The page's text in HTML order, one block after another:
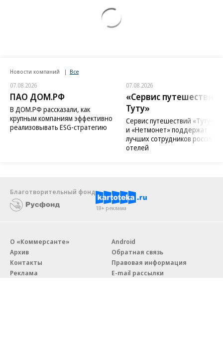
Новости компаний Все
07.08.2026
ПАО ДОМ.РФ
В ДОМ.РФ рассказали, как
крупным компаниям эффективно
реализовывать ESG-стратегию
07.08.2026
«Сервис путешествий
Туту»
Сервис путешествий «Туту»
и «Нетмонет» поддержат
лучших сотрудников
отелей
Благотворительный фонд
18+ реклама
О «Коммерсанте»
Архив
Контакты
Реклама
Android
Обратная связь
Правовая информация
E-mail рассылки